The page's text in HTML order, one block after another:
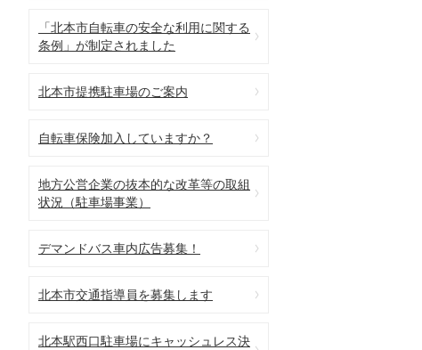
「北本市自転車の安全な利用に関する
条例」が制定されました
北本市提携駐車場のご案内
自転車保険加入していますか？
地方公営企業の抜本的な改革等の取組
状況（駐車場事業）
デマンドバス車内広告募集！
北本市交通指導員を募集します
北本駅西口駐車場にキャッシュレス決